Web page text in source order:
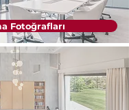
Fotoğrafları